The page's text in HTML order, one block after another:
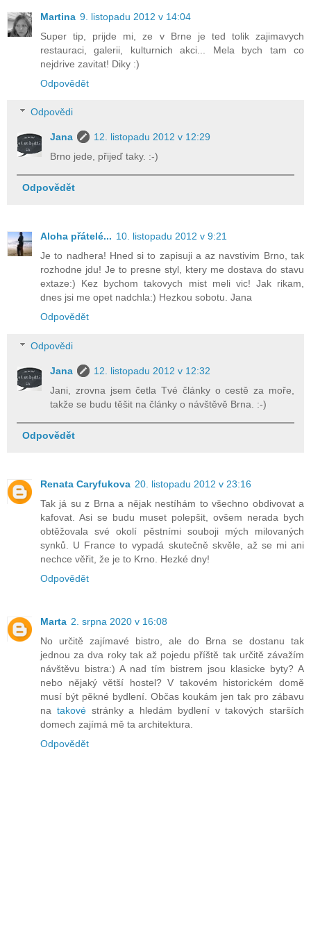
Martina 9. listopadu 2012 v 14:04
Super tip, prijde mi, ze v Brne je ted tolik zajimavych
restauraci, galerii, kulturnich akci... Mela bych tam co
nejdrive zavitat! Diky :)
Odpovědět
Odpovědi
Jana
12. listopadu 2012 v 12:29
Brno jede, přijeď taky. :-)
Odpovědět
Aloha přátelé... 10. listopadu 2012 v 9:21
Je to nadhera! Hned si to zapisuji a az navstivim Brno, tak
rozhodne jdu! Je to presne styl, ktery me dostava do stavu
extaze:) Kez bychom takovych mist meli vic! Jak rikam,
dnes jsi me opet nadchla:) Hezkou sobotu. Jana
Odpovědět
Odpovědi
Jana
12. listopadu 2012 v 12:32
Jani, zrovna jsem četla Tvé články o cestě za moře,
takže se budu těšit na články o návštěvě Brna. :-)
Odpovědět
Renata Caryfukova 20. listopadu 2012 v 23:16
Tak já su z Brna a nějak nestíhám to všechno obdivovat a
kafovat. Asi se budu muset polepšit, ovšem nerada bych
obtěžovala své okolí pěstními souboji mých milovaných
synků. U France to vypadá skutečně skvěle, až se mi ani
nechce věřit, že je to Krno. Hezké dny!
Odpovědět
Marta 2. srpna 2020 v 16:08
No určitě zajímavé bistro, ale do Brna se dostanu tak
jednou za dva roky tak až pojedu příště tak určitě závažím
návštěvu bistra:) A nad tím bistrem jsou klasicke byty? A
nebo nějaký větší hostel? V takovém historickém domě
musí být pěkné bydlení. Občas koukám jen tak pro zábavu
na takovéstránky a hledám bydlení v takových starších
domech zajímá mě ta architektura.
Odpovědět